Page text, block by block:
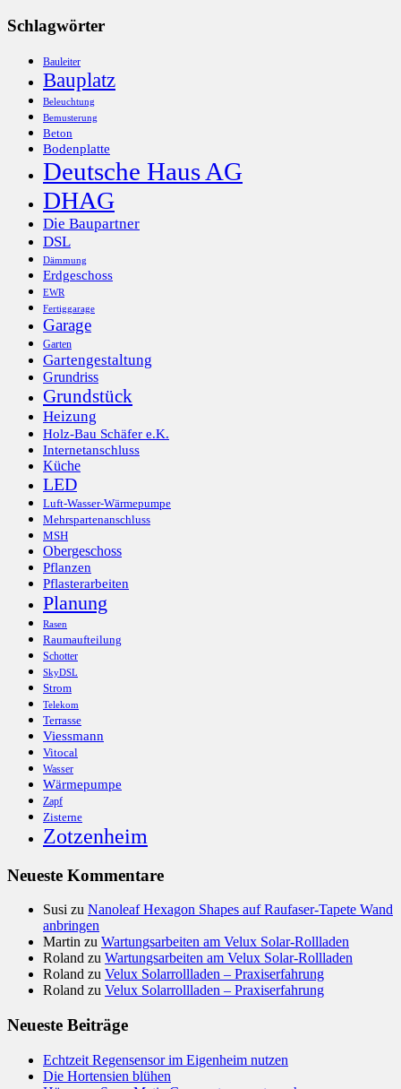
Schlagwörter
Bauleiter
Bauplatz
Beleuchtung
Bemusterung
Beton
Bodenplatte
Deutsche Haus AG
DHAG
Die Baupartner
DSL
Dämmung
Erdgeschoss
EWR
Fertiggarage
Garage
Garten
Gartengestaltung
Grundriss
Grundstück
Heizung
Holz-Bau Schäfer e.K.
Internetanschluss
Küche
LED
Luft-Wasser-Wärmepumpe
Mehrspartenanschluss
MSH
Obergeschoss
Pflanzen
Pflasterarbeiten
Planung
Rasen
Raumaufteilung
Schotter
SkyDSL
Strom
Telekom
Terrasse
Viessmann
Vitocal
Wasser
Wärmepumpe
Zapf
Zisterne
Zotzenheim
Neueste Kommentare
Susi zu Nanoleaf Hexagon Shapes auf Raufaser-Tapete Wand
anbringen
Martin zu Wartungsarbeiten am Velux Solar-Rollladen
Roland zu Wartungsarbeiten am Velux Solar-Rollladen
Roland zu Velux Solarrollladen – Praxiserfahrung
Roland zu Velux Solarrollladen – Praxiserfahrung
Neueste Beiträge
Echtzeit Regensensor im Eigenheim nutzen
Die Hortensien blühen